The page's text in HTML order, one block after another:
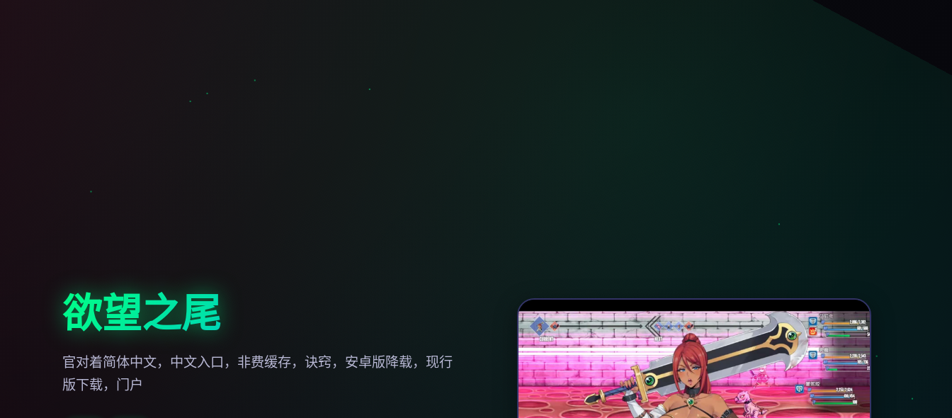
欲望之尾
官对着简体中文，中文入口，非费缓存，诀窍，安卓版降载，现行
版下载，门户